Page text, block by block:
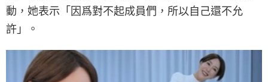
動，她表示「因爲對不起成員們，所以自己還不允
許」。